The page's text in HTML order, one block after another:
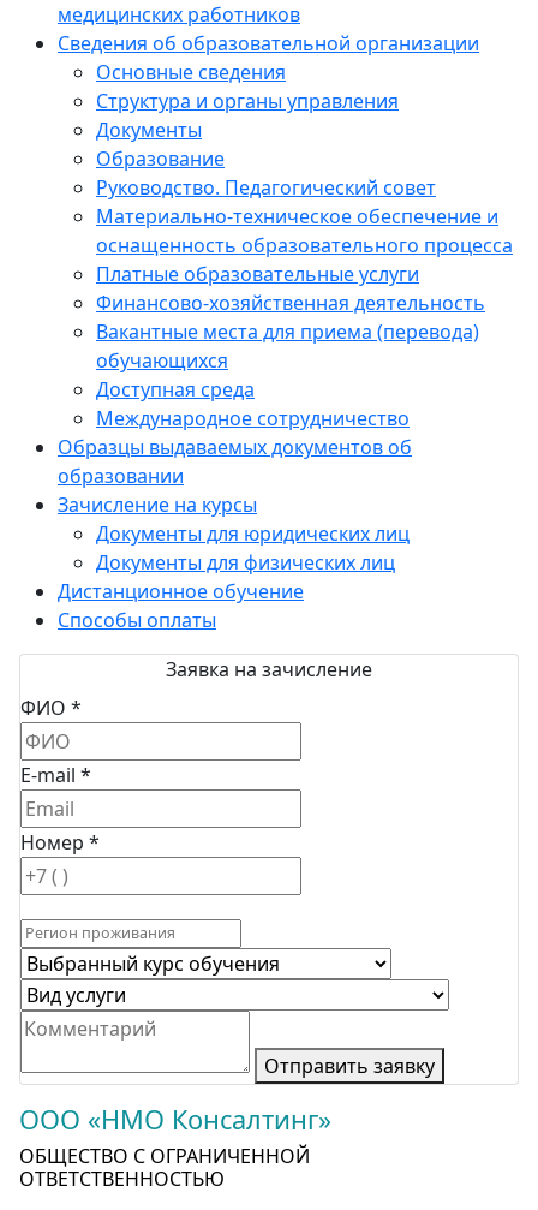
медицинских работников
Сведения об образовательной организации
Основные сведения
Структура и органы управления
Документы
Образование
Руководство. Педагогический совет
Материально-техническое обеспечение и
оснащенность образовательного процесса
Платные образовательные услуги
Финансово-хозяйственная деятельность
Вакантные места для приема (перевода)
обучающихся
Доступная среда
Международное сотрудничество
Образцы выдаваемых документов об
образовании
Зачисление на курсы
Документы для юридических лиц
Документы для физических лиц
Дистанционное обучение
Способы оплаты
Заявка на зачисление
ФИО *
E-mail *
Номер *
Отправить заявку
ООО «НМО Консалтинг»
ОБЩЕСТВО С ОГРАНИЧЕННОЙ
ОТВЕТСТВЕННОСТЬЮ